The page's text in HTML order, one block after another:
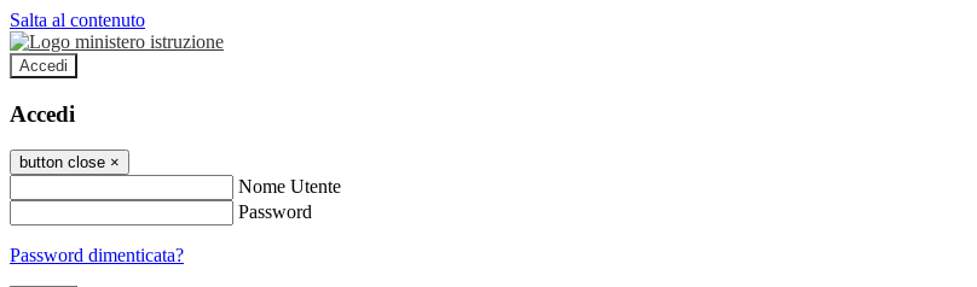
Salta al contenuto
Accedi
Accedi
button close ×
Nome Utente
Password
Password dimenticata?